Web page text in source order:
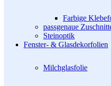
Farbige
passgenaue
Steinoptik
Fenster- & Glasdekorfolien
Milchglasfolie